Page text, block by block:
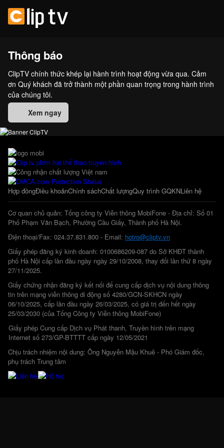
Thông báo
ClipTV chính thức khép lại hành trình hoạt động vừa qua. Cảm
ơn Quý khách đã trở thành một phần quan trọng trong hành trình
của chúng tôi.
Xem ngay
Hợp đồngĐiều khoảnChính sáchChất lượngQuy trình GQKNLiên hệ
Cơ quan chủ quản: Tổng công ty Viễn thông MobiFone - Địa chỉ: Số 01
Phố Phạm Văn Bạch, Phường Cầu Giấy, Thành phố Hà Nội.
Điện thoại/Fax: 024.37.831.800 - Email: hotro@cliptv.vn
Giấy phép đăng ký kinh doanh: 0100686209-087 do Sở KHĐT thành
phố Hà Nội cấp lần đầu ngày ngày 29/10/2008, thay đổi lần thứ 8 ngày
27/11/2025.
Giấy chứng nhận đăng ký kết nối để cung cấp dịch vụ nội dung thông
tin trên mạng viễn thông di động số 4280/GCN-SKHCN ngày
06/10/2025, cấp lần đầu ngày 26/03/2025, có giá trị đến hết ngày
25/03/2030 (của Tổng Công ty Viễn thông MobiFone)
Giấy phép Cung cấp Dịch vụ Phát thanh, Truyền hình trên mạng
Internet số 273/GP-BTTTT cấp ngày 12/05/2021
Chịu trách nhiệm nội dung: Ông Nguyễn Mậu Khuê - Phó Giám đốc,
phụ trách Trung tâm